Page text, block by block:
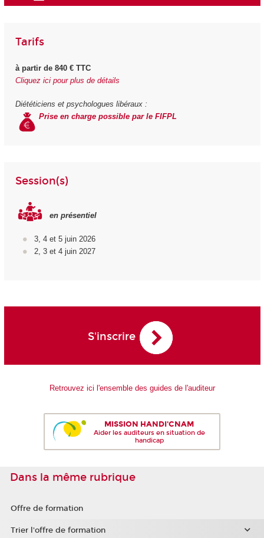
Tarifs
à partir de 840 € TTC
Cliquez ici pour plus de détails
Diététiciens et psychologues libéraux :
Prise en charge possible par le FIFPL
Session(s)
en présentiel
3, 4 et 5 juin 2026
2, 3 et 4 juin 2027
S'inscrire
Retrouvez ici l'ensemble des guides de l'auditeur
MISSION HANDI'CNAM
Aider les auditeurs en situation de
handicap
Dans la même rubrique
Offre de formation
Trier l'offre de formation